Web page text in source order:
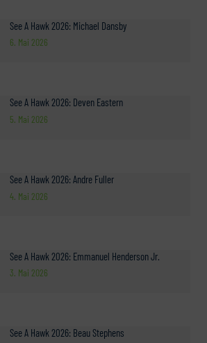
See A Hawk 2026: Michael Dansby
6. Mai 2026
See A Hawk 2026: Deven Eastern
5. Mai 2026
See A Hawk 2026: Andre Fuller
4. Mai 2026
See A Hawk 2026: Emmanuel Henderson Jr.
3. Mai 2026
See A Hawk 2026: Beau Stephens